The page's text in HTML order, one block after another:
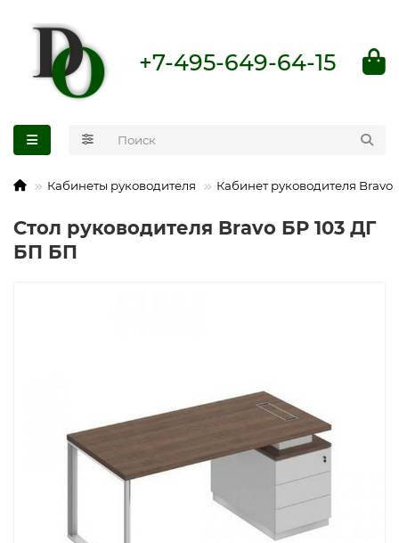
+7-495-649-64-15
Кабинеты руководителя Кабинет руководителя Bravo
Стол руководителя Bravo БР 103 ДГ
БП БП